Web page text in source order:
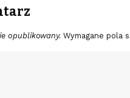
opublikowany. Wymagane pola